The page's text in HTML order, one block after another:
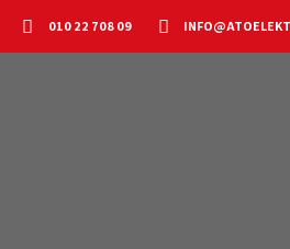
010 22 708 09